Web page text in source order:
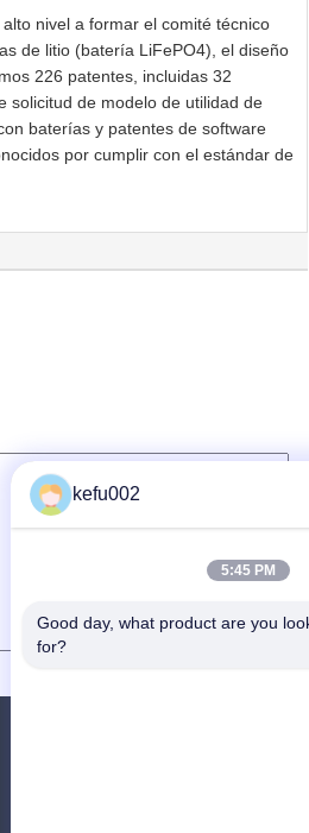
nivel a formar el comité técnico
de litio (batería LiFePO4), el diseño
226 patentes, incluidas 32
solicitud de modelo de utilidad de
baterías y patentes de software
por cumplir con el estándar de
kefu002
5:45 PM
Good day, what product are you
for?